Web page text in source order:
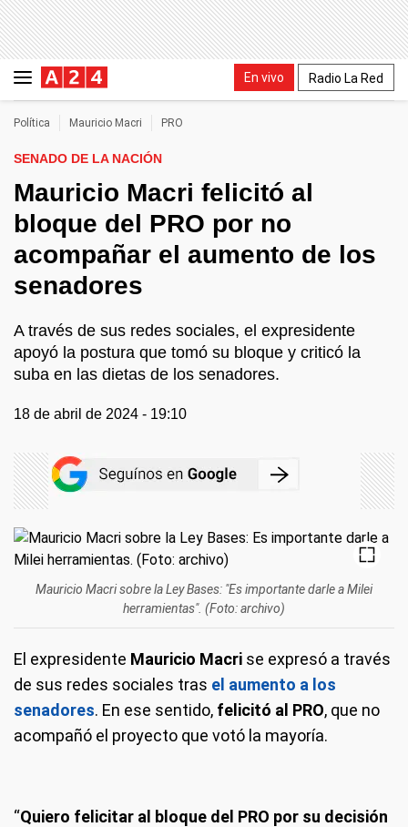
En vivo Radio La Red
Política Mauricio Macri PRO
SENADO DE LA NACIÓN
Mauricio Macri felicitó al
bloque del PRO por no
acompañar el aumento de los
senadores
A través de sus redes sociales, el expresidente
apoyó la postura que tomó su bloque y criticó la
suba en las dietas de los senadores.
18 de abril de 2024 - 19:10
Mauricio Macri sobre la Ley Bases: "Es importante darle a Milei
herramientas". (Foto: archivo)
El expresidente Mauricio Macri se expresó a través
de sus redes sociales tras el aumento a los
senadores. En ese sentido, felicitó al PRO, que no
acompañó el proyecto que votó la mayoría.
“Quiero felicitar al bloque del PRO por su decisión